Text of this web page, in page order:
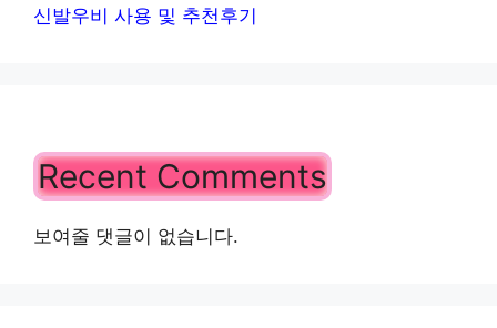
신발우비 사용 및 추천후기
Recent Comments
보여줄 댓글이 없습니다.